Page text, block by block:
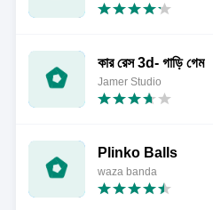
কার রেস 3d- গাড়ি গেম
Jamer Studio
Plinko Balls
waza banda